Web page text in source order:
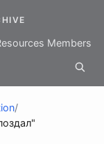
Members
/